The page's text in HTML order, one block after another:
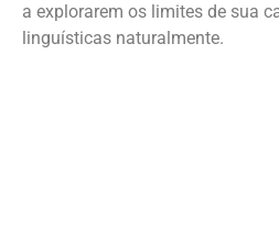
a explorarem os limites de sua
linguísticas naturalmente.